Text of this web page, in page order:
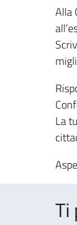
Alla
La
Ti